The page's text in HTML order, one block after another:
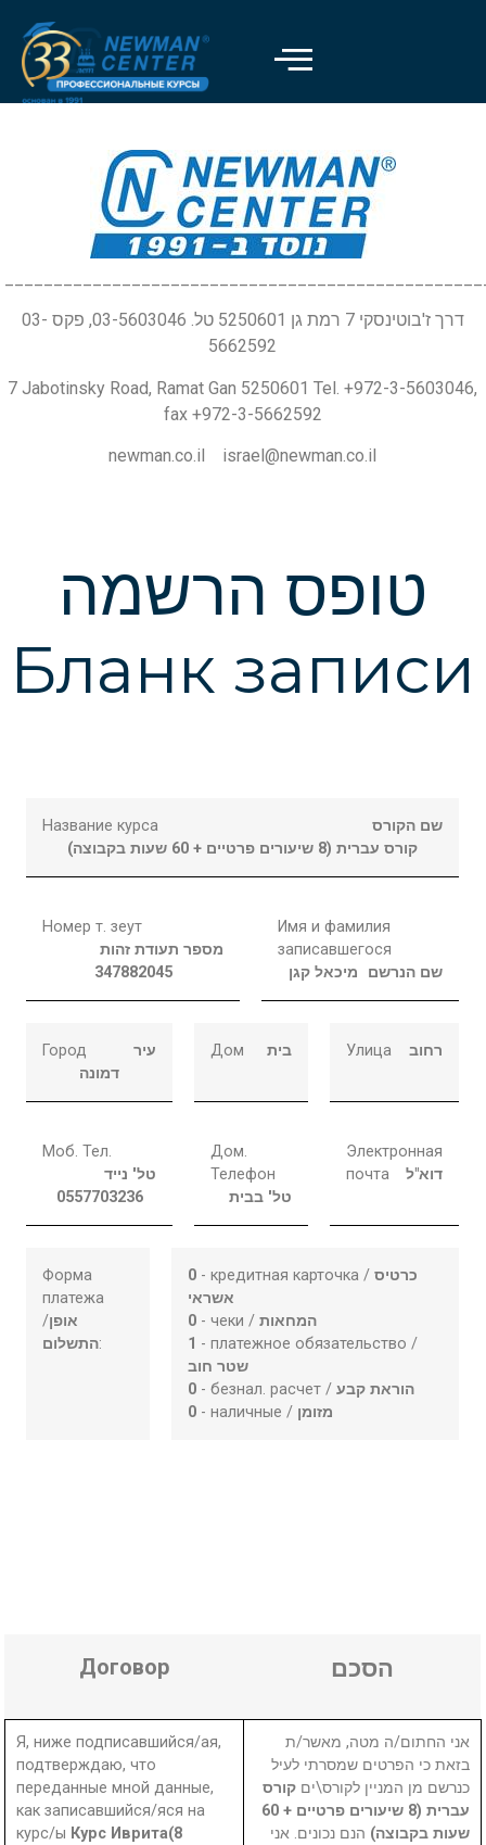
דרך ז'בוטינסקי 7 רמת גן 5250601 טל. 03-5603046, פקס 03-
5662592
7 Jabotinsky Road, Ramat Gan 5250601 Tel. +972-3-5603046,
fax +972-3-5662592
newman.co.il israel@newman.co.il
טופס הרשמה
Бланк записи
Название курса
שם הקורס
קורס עברית (8 שיעורים פרטיים + 60 שעות בקבוצה)
Номер т. зеут
מספר תעודת זהות
347882045
Имя и фамилия
записавшегося
שם הנרשם
מיכאל קגן
Город
עיר
דמונה
Дом בית Улица רחוב
Моб. Тел.
טל' נייד
0557703236
Дом.
Телефон
טל' בבית
Электронная
почта
דוא"ל
Форма
платежа
/אופן
התשלום:
0 - кредитная карточка /כרטיס
אשראי
0 - чеки /המחאות
1 - платежное обязательство /
שטר חוב
0 - безнал. расчет /הוראת קבע
0 - наличные / מזומן
Договор הסכם
Я, ниже подписавшийся/ая,
подтверждаю, что
переданные мной данные,
как записавшийся/яся на
курс/ы Курс Иврита(8
אני החתום/ה מטה, מאשר/ת
בזאת כי הפרטים שמסרתי לעיל
כנרשם מן המניין לקורס\ים קורס
עברית (8 שיעורים פרטיים + 60
שעות בקבוצה) הנם נכונים. אני